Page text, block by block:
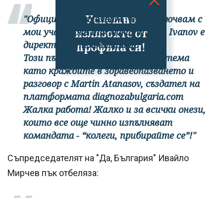
Успешно
излязохте от
профила си!
"Официално заявявам, че приключвам с
мои участия в bTV, докато Asen Ivanov е
директор в телевизията.
Този път той блокира ключова тема
като кражбите в здравеопазването и
разговор с Martin Atanasov, създател на
платформата diagnozabulgaria.com
Жалка работа! Жалко и за всички онези,
които все още чинно изпълняват
командата - “колеги, прибирайте се”!"
Съпредседателят на "Да, България" Ивайло
Мирчев пък отбеляза: